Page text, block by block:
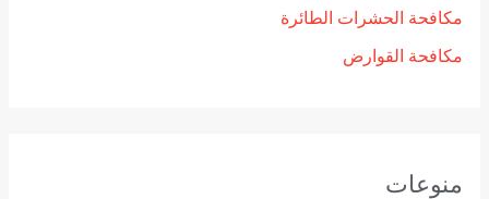
مكافحة الحشرات الطائرة
مكافحة القوارض
منوعات